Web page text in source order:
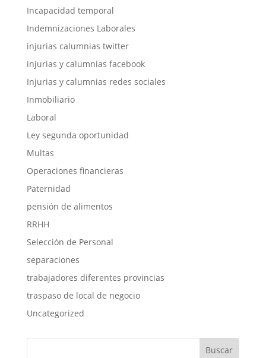
Incapacidad temporal
Indemnizaciones Laborales
injurias calumnias twitter
injurias y calumnias facebook
Injurias y calumnias redes sociales
Inmobiliario
Laboral
Ley segunda oportunidad
Multas
Operaciones financieras
Paternidad
pensión de alimentos
RRHH
Selección de Personal
separaciones
trabajadores diferentes provincias
traspaso de local de negocio
Uncategorized